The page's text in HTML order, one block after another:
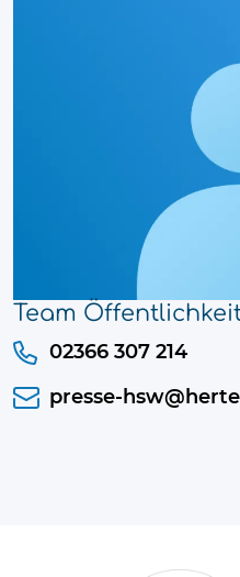
Team
02366 307 214
presse-